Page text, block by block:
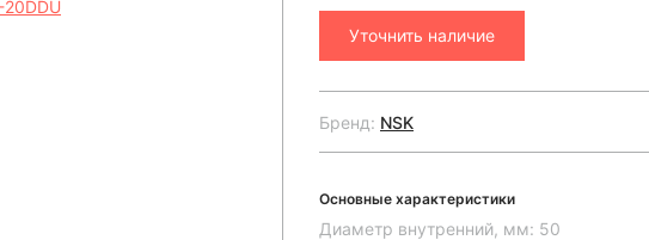
Уточнить наличие
Бренд: NSK
Основные характеристики
Диаметр внутренний, мм: 50